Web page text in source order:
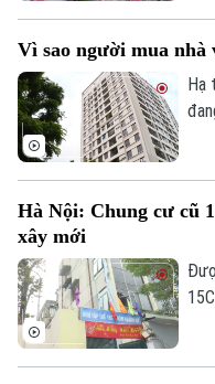
Vì sao người mua nhà
Hạ
Hà Nội: Chung cư cũ
xây mới